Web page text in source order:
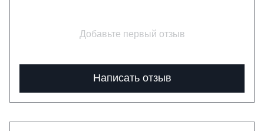
Добавьте первый отзыв
Написать отзыв